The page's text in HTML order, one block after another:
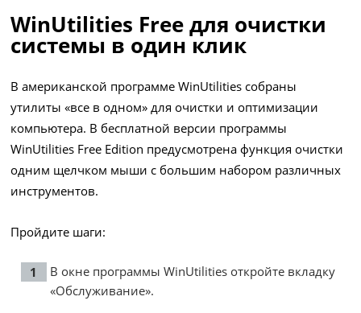
WinUtilities Free для очистки
системы в один клик
В американской программе WinUtilities собраны
утилиты «все в одном» для очистки и оптимизации
компьютера. В бесплатной версии программы
WinUtilities Free Edition предусмотрена функция очистки
одним щелчком мыши с большим набором различных
инструментов.
Пройдите шаги:
В окне программы WinUtilities откройте вкладку
«Обслуживание».